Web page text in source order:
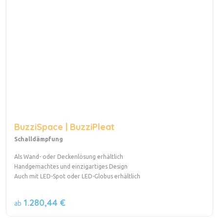
BuzziSpace | BuzziPleat
Schalldämpfung
Als Wand- oder Deckenlösung erhältlich
Handgemachtes und einzigartiges Design
Auch mit LED-Spot oder LED-Globus erhältlich
ab 1.280,44 €